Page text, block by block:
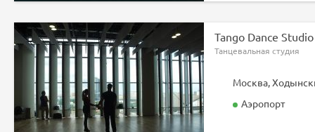
Tango Dance Studio
Танцевальная студия
Москва,
Аэропорт